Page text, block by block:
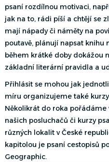
psaní rozdílnou motivaci,
jak na to, rádi píší a chtějí se
mají nápady či náměty na
poutavě, plánují napsat knihu
během krátké doby dokážou
základní literární pravidla a
Přihlásit se mohou jak
míru organizujeme také
Několikrát do roka pořádáme
našich posluchačů či kurzy
různých lokalit v České
kapitolou je psaní cestopisů
Geographic.